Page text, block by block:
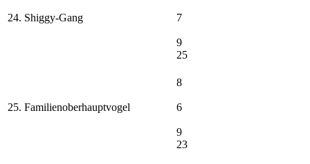
24. Shiggy-Gang 7
9
25
25. Familienoberhauptvogel
8
6
9
23